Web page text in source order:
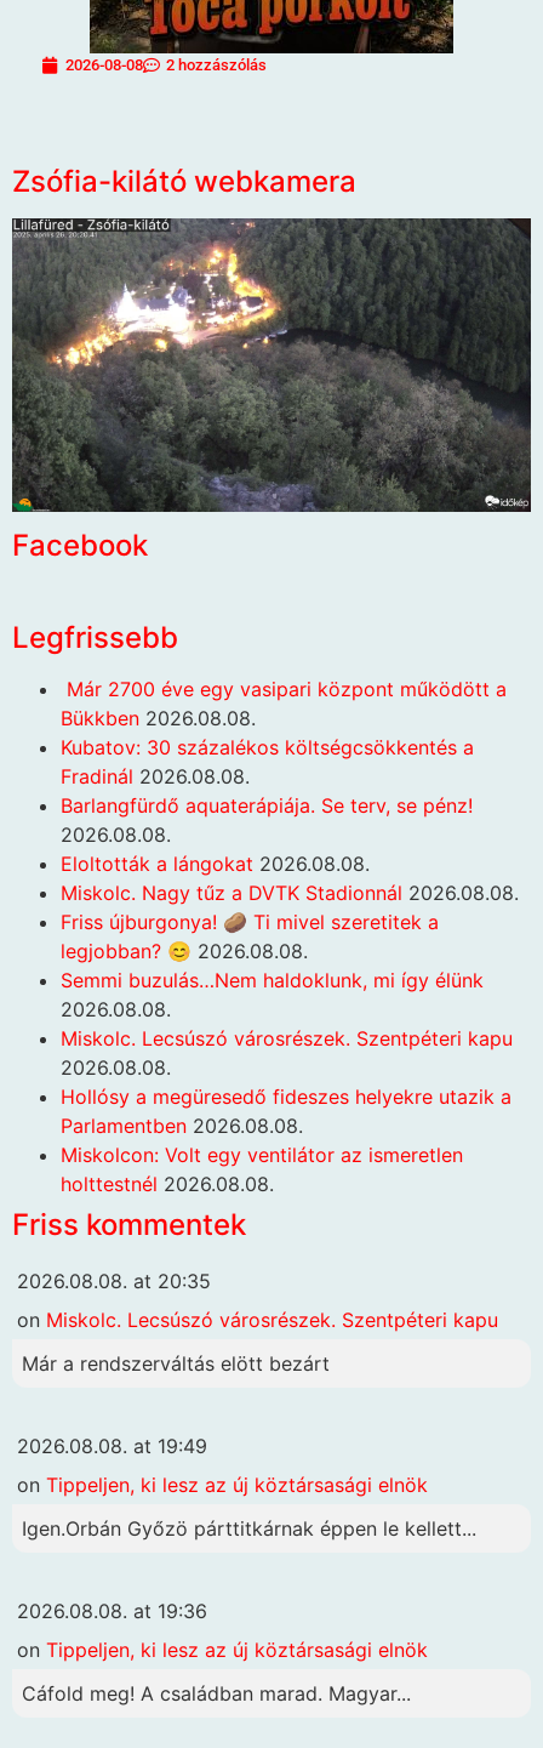
2026-08-08 2 hozzászólás
Zsófia-kilátó webkamera
Facebook
Legfrissebb
Már 2700 éve egy vasipari központ működött a
Bükkben 2026.08.08.
Kubatov: 30 százalékos költségcsökkentés a
Fradinál 2026.08.08.
Barlangfürdő aquaterápiája. Se terv, se pénz!
2026.08.08.
Eloltották a lángokat 2026.08.08.
Miskolc. Nagy tűz a DVTK Stadionnál 2026.08.08.
Friss újburgonya! 🥔 Ti mivel szeretitek a
legjobban? 😊 2026.08.08.
Semmi buzulás…Nem haldoklunk, mi így élünk
2026.08.08.
Miskolc. Lecsúszó városrészek. Szentpéteri kapu
2026.08.08.
Hollósy a megüresedő fideszes helyekre utazik a
Parlamentben 2026.08.08.
Miskolcon: Volt egy ventilátor az ismeretlen
holttestnél 2026.08.08.
Friss kommentek
2026.08.08. at 20:35
on Miskolc. Lecsúszó városrészek. Szentpéteri kapu
Már a rendszerváltás elött bezárt
2026.08.08. at 19:49
on Tippeljen, ki lesz az új köztársasági elnök
Igen.Orbán Győzö párttitkárnak éppen le kellett...
2026.08.08. at 19:36
on Tippeljen, ki lesz az új köztársasági elnök
Cáfold meg! A családban marad. Magyar...